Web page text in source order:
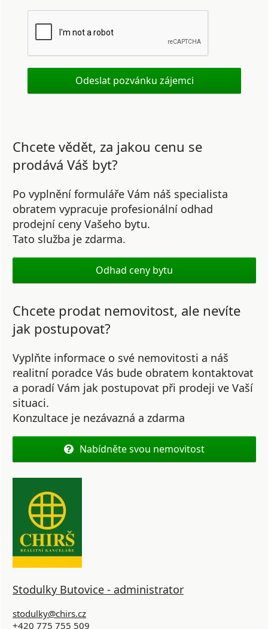
Chcete vědět, za jakou cenu se
prodává Váš byt?
Po vyplnění formuláře Vám náš specialista
obratem vypracuje profesionální odhad
prodejní ceny Vašeho bytu.
Tato služba je zdarma.
Odhad ceny bytu
Chcete prodat nemovitost, ale nevíte
jak postupovat?
Vyplňte informace o své nemovitosti a náš
realitní poradce Vás bude obratem kontaktovat
a poradí Vám jak postupovat při prodeji ve Vaší
situaci.
Konzultace je nezávazná a zdarma
Nabídněte svou nemovitost
Stodulky Butovice - administrator
stodulky@chirs.cz
+420 775 755 509